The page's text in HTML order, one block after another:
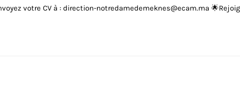
votre CV à : direction-notredamedemeknes@ecam.ma